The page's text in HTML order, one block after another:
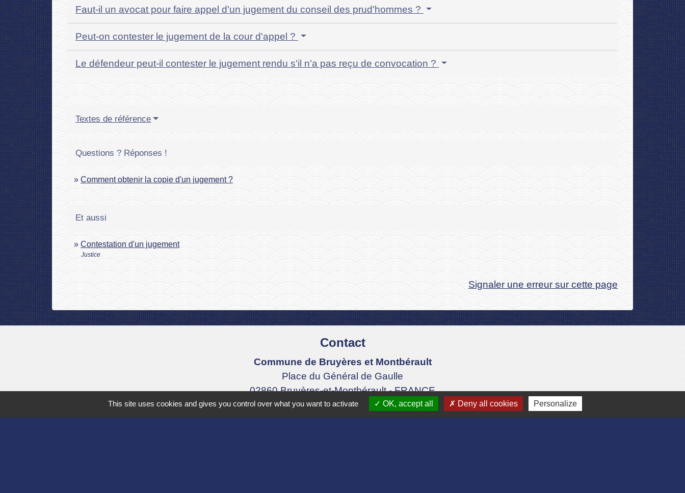
Faut-il un avocat pour faire appel d'un jugement du conseil des prud'hommes ?
Peut-on contester le jugement de la cour d'appel ?
Le défendeur peut-il contester le jugement rendu s'il n'a pas reçu de convocation ?
Textes de référence
Questions ? Réponses !
Comment obtenir la copie d'un jugement ?
Et aussi
Contestation d'un jugement
Justice
Signaler une erreur sur cette page
Contact
Commune de Bruyères et Montbérault
Place du Général de Gaulle
02860 Bruyères-et-Montbérault - FRANCE
+33 3 23 24 74 77
This site uses cookies and gives you control over what you want to activate OK, accept all Deny all cookies Personalize